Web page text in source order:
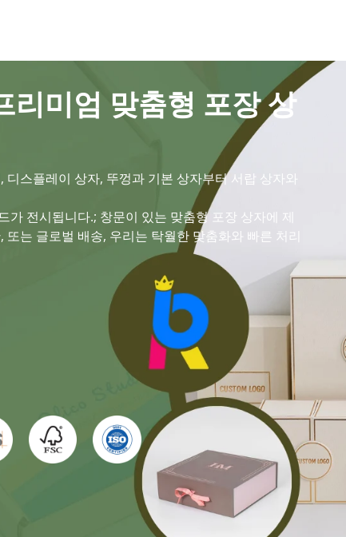
리미엄 맞춤형 포장 상
스플레이 상자, 뚜껑과 기본 상자부터 서랍 상자와
전시됩니다.; 창문이 있는 맞춤형 포장 상자에 제
는 글로벌 배송, 우리는 탁월한 맞춤화와 빠른 처리